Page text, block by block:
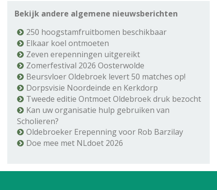
Bekijk andere algemene nieuwsberichten
250 hoogstamfruitbomen beschikbaar
Elkaar koel ontmoeten
Zeven erepenningen uitgereikt
Zomerfestival 2026 Oosterwolde
Beursvloer Oldebroek levert 50 matches op!
Dorpsvisie Noordeinde en Kerkdorp
Tweede editie Ontmoet Oldebroek druk bezocht
Kan uw organisatie hulp gebruiken van
Scholieren?
Oldebroeker Erepenning voor Rob Barzilay
Doe mee met NLdoet 2026